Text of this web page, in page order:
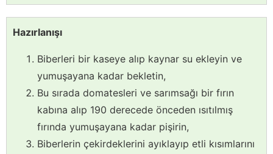
Hazırlanışı
Biberleri bir kaseye alıp kaynar su ekleyin ve
yumuşayana kadar bekletin,
Bu sırada domatesleri ve sarımsağı bir fırın
kabına alıp 190 derecede önceden ısıtılmış
fırında yumuşayana kadar pişirin,
Biberlerin çekirdeklerini ayıklayıp etli kısımlarını